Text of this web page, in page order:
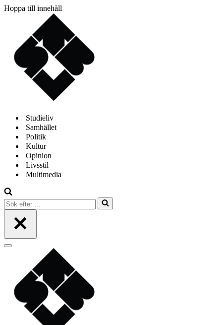
Hoppa till innehåll
Studieliv
Samhället
Politik
Kultur
Opinion
Livsstil
Multimedia
Sök
efter
Navigeringsmeny